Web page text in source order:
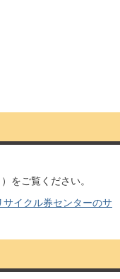
をご覧ください。
イクル券センターのサ